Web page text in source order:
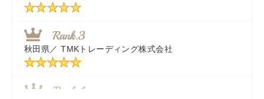
東京都／
秋田県／ TMKトレーディング株式会社
秋田県／ TMKトレーディング株式会社